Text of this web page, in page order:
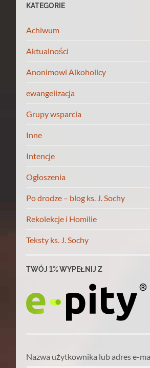
KATEGORIE
Achiwum
Aktualności
Anonimowi Alkoholicy
ewangelizacja
Grupy wsparcia
Inne
Intencje
Ogłoszenia
Po drodze – blog ks. J. Sochy
Rekolekcje i Homilie
Teksty ks. J. Sochy
TWÓJ 1% WYPEŁNIJ Z
Nazwa użytkownika lub adres e-